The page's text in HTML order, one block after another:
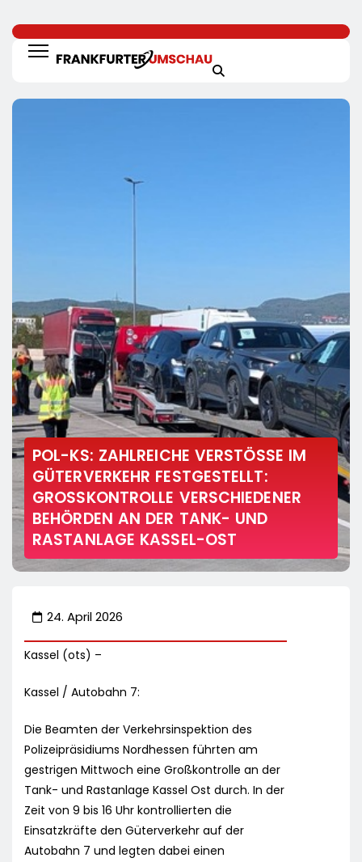
POL-KS: ZAHLREICHE VERSTÖSSE IM G
ÜTERVERKEHR FESTGESTELLT: G
ROSSKONTROLLE VERSCHIEDENER BE
HÖRDEN AN DER TANK- UND RA
STANLAGE KASSEL-OST
24. April 2026
Kassel (ots) –
Kassel / Autobahn 7:
Die Beamten der Verkehrsinspektion des
Polizeipräsidiums Nordhessen führten am
gestrigen Mittwoch eine Großkontrolle an der
Tank- und Rastanlage Kassel Ost durch. In der
Zeit von 9 bis 16 Uhr kontrollierten die
Einsatzkräfte den Güterverkehr auf der
Autobahn 7 und legten dabei einen